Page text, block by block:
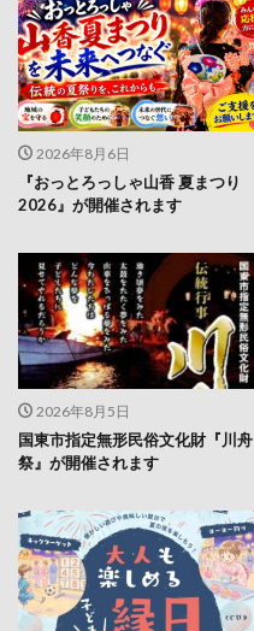
2026年8月6日
『おっとろっしゃ山香 夏まつり
2026』が開催されます
2026年8月5日
国東市指定無形民俗文化財『川舟
祭』が開催されます